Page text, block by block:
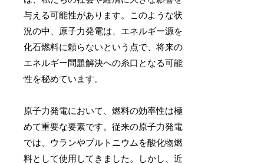
与える可能性があります。このような状
況の中、原子力発電は、エネルギー源を
化石燃料に頼らないという点で、将来の
エネルギー問題解決への糸口となる可能
性を秘めています。
原子力発電において、燃料の効率性は極
めて重要な要素です。従来の原子力発電
では、ウランやプルトニウムを酸化物燃
料として使用してきました。しかし、近